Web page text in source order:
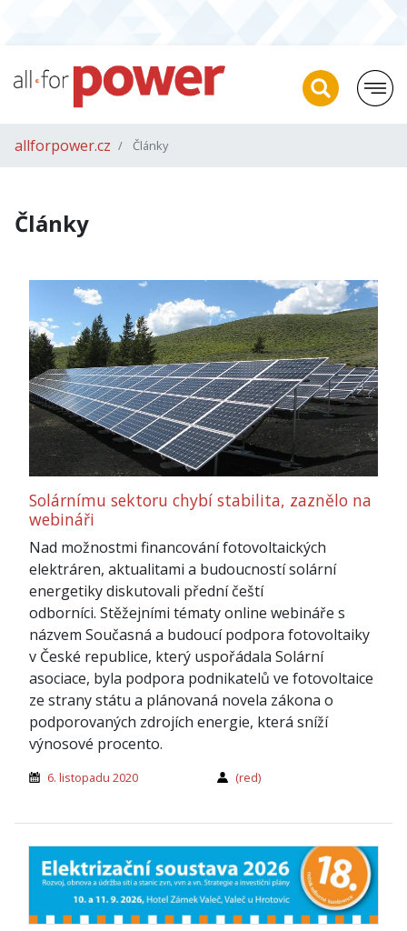
allforpower.cz Články
Články
Solárnímu sektoru chybí stabilita, zaznělo na
webináři
Nad možnostmi financování fotovoltaických
elektráren, aktualitami a budoucností solární
energetiky diskutovali přední čeští
odborníci. Stěžejními tématy online webináře s
názvem Současná a budoucí podpora fotovoltaiky
v České republice, který uspořádala Solární
asociace, byla podpora podnikatelů ve fotovoltaice
ze strany státu a plánovaná novela zákona o
podporovaných zdrojích energie, která sníží
výnosové procento.
6. listopadu 2020 (red)